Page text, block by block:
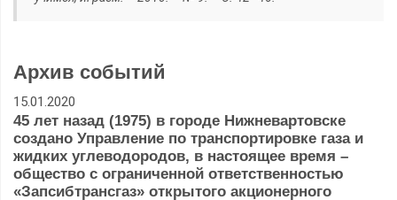
Архив событий
15.01.2020
45 лет назад (1975) в городе Нижневартовске
создано Управление по транспортировке газа и
жидких углеводородов, в настоящее время –
общество с ограниченной ответственностью
«Запсибтрансгаз» открытого акционерного